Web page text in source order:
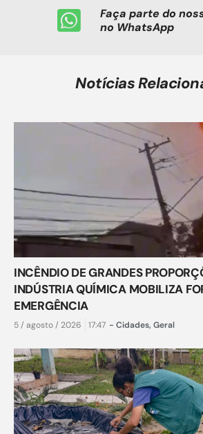
Faça parte do
no WhatsApp
Notícias
INCÊNDIO DE GRANDES
INDÚSTRIA QUÍMICA MOBILIZA
EMERGÊNCIA
5 / agosto / 2026 17:47 - Cidades, Geral